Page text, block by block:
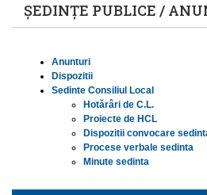
ȘEDINȚE PUBLICE /
Anunturi
Dispozitii
Sedinte Consiliul Local
Hotărâri de C.L.
Proiecte de HCL
Dispozitii convocare
Procese verbale sedinta
Minute sedinta